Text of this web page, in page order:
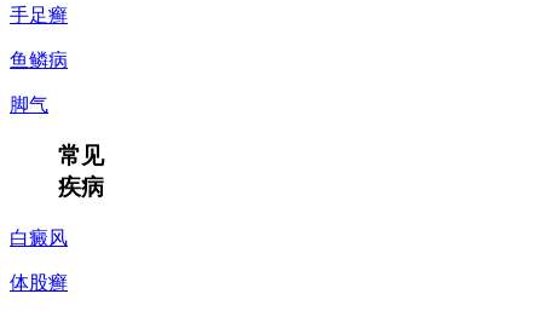
手足癣
鱼鳞病
脚气
常见
疾病
白癜风
体股癣